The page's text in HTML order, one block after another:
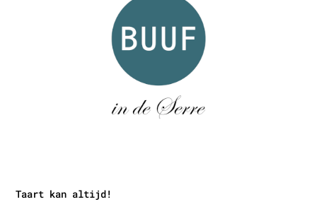
Taart kan altijd!